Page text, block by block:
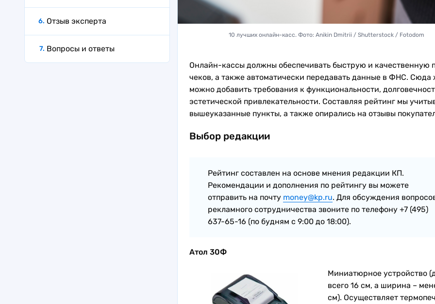
Отзыв эксперта
Вопросы и ответы
10 лучших онлайн-касс. Фото: Anikin Dmitrii / Shutterstock / Fotodom
Онлайн-кассы должны обеспечивать быструю и качественную
чеков, а также автоматически передавать данные в ФНС. Сюда
можно добавить требования к функциональности,
эстетической привлекательности. Составляя рейтинг мы
вышеуказанные пункты, а также опирались на отзывы
Выбор редакции
Рейтинг составлен на основе мнения редакции КП.
Рекомендации и дополнения по рейтингу вы можете
отправить на почту money@kp.ru. Для обсуждения
рекламного сотрудничества звоните по телефону +7 (495)
637-65-16 (по будням с 9:00 до 18:00).
Атол 30Ф
Миниатюрное устройство
всего 16 см, а ширина –
см). Осуществляет